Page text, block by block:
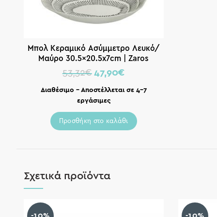
Mπολ Κεραμικό Ασύμμετρο Λευκό/
Μαύρο 30.5×20.5x7cm | Zaros
53,32€ 47,90€
Διαθέσιμο – Αποστέλλεται σε 4-7
εργάσιμες
Προσθήκη στο καλάθι
Σχετικά προϊόντα